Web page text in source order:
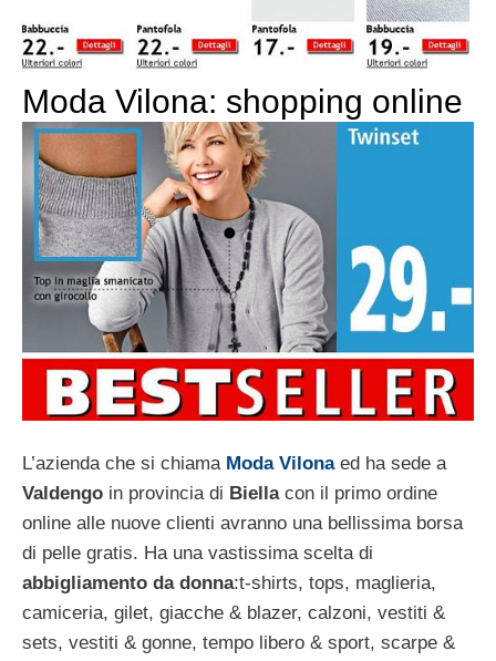
Moda Vilona: shopping online
L’azienda che si chiama Moda Vilonaed ha sede a
Valdengo in provincia di Biellacon il primo ordine
online alle nuove clienti avranno una bellissima borsa
di pelle gratis. Ha una vastissima scelta di
abbigliamento da donna:t-shirts, tops, maglieria,
camiceria, gilet, giacche & blazer, calzoni, vestiti &
sets, vestiti & gonne, tempo libero & sport, scarpe &